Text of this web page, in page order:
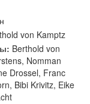
von Kamptz
Berthold von
, Nomman
Drossel, Franc
, Bibi Krivitz, Eike